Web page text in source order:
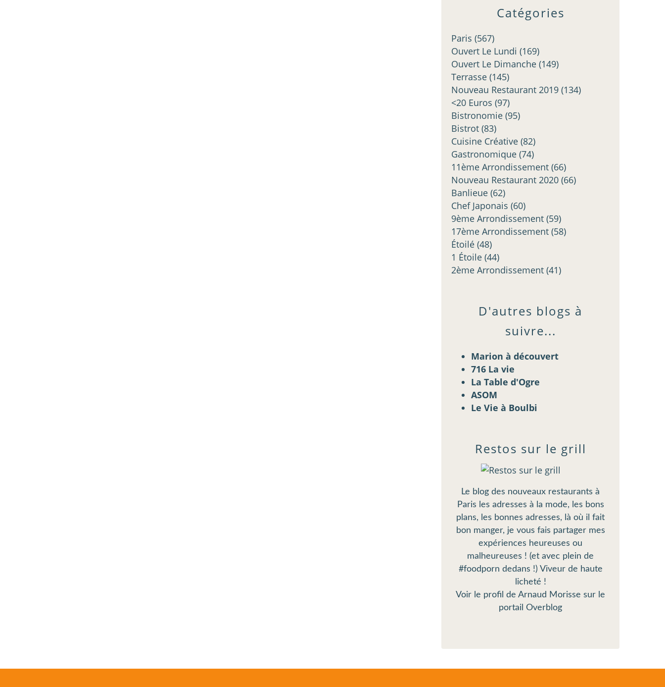
Catégories
Paris (567)
Ouvert Le Lundi (169)
Ouvert Le Dimanche (149)
Terrasse (145)
Nouveau Restaurant 2019 (134)
<20 Euros (97)
Bistronomie (95)
Bistrot (83)
Cuisine Créative (82)
Gastronomique (74)
11ème Arrondissement (66)
Nouveau Restaurant 2020 (66)
Banlieue (62)
Chef Japonais (60)
9ème Arrondissement (59)
17ème Arrondissement (58)
Étoilé (48)
1 Étoile (44)
2ème Arrondissement (41)
Restos sur le grill
Le blog des nouveaux restaurants à
Paris les adresses à la mode, les bons
plans, les bonnes adresses, là où il fait
bon manger, je vous fais partager mes
expériences heureuses ou
malheureuses ! (et avec plein de
#foodporn dedans !) Viveur de haute
licheté !
Voir le profil de Arnaud Morisse sur le
portail Overblog
D'autres blogs à
suivre...
Marion à découvert
716 La vie
La Table d'Ogre
ASOM
Le Vie à Boulbi